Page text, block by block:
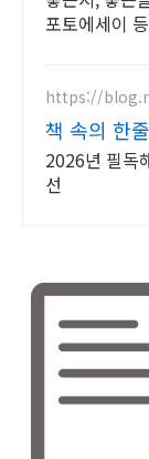
포토에세이 등
https://
책 속의 한
2026년 필독
선